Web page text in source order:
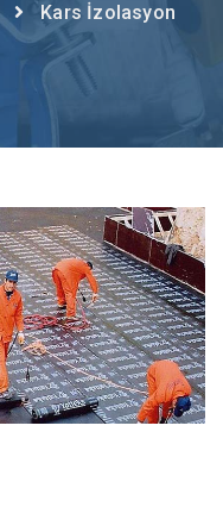
Kars İzolasyon